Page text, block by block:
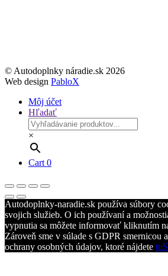
© Autodoplnky náradie.sk 2026
Web design PabloX
Môj účet
Hľadať
×
Cart 0
Autodoplnky-naradie.sk používa súbory
svojich služieb. O ich používaní a
vypnutia sa môžete informovať kliknutím
Zároveň sme v súlade s GDPR smernicou
ochrany osobných údajov, ktoré nájdete tu